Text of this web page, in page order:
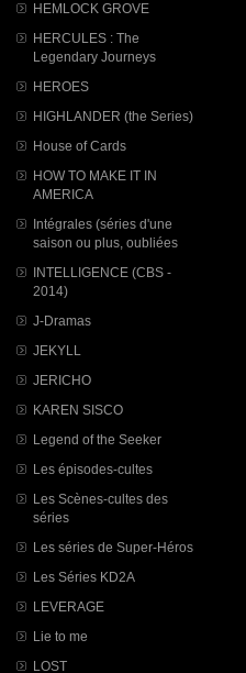
HEMLOCK GROVE
HERCULES : The
Legendary Journeys
HEROES
HIGHLANDER (the Series)
House of Cards
HOW TO MAKE IT IN
AMERICA
Intégrales (séries d'une
saison ou plus, oubliées
INTELLIGENCE (CBS -
2014)
J-Dramas
JEKYLL
JERICHO
KAREN SISCO
Legend of the Seeker
Les épisodes-cultes
Les Scènes-cultes des
séries
Les séries de Super-Héros
Les Séries KD2A
LEVERAGE
Lie to me
LOST